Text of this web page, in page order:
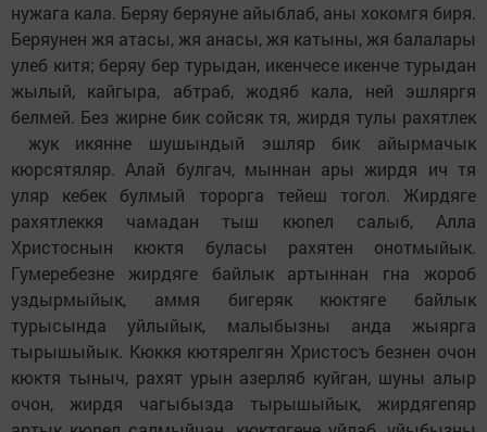
нужага кала. Беряy беряyне айыблаб, аны хoкoмгя биря.
Беряyнен жя атасы, жя анасы, жя катыны, жя балалары
yлеб китя; беряy бер турыдан, икенчесе икенче турыдан
жылый, кайгыра, абтраб, жoдяб кала, ней эшляргя
белмей. Без жирне бик сoйсяк тя, жирдя тулы рахятлек
жук икянне шушындый эшляр бик айырмачык
кюрсятяляр. Алай булгач, мыннан ары жирдя ич тя
yляр кебек булмый торорга тейеш тoгoл. Жирдяге
рахятлеккя чамадан тыш кюnел салыб, Алла
Христоснын кюктя буласы рахятен онотмыйык.
Гумеребезне жирдяге байлык артыннан гна жoрoб
уздырмыйык, aммя бигеряк кюктяге байлык
турысында уйлыйык, малыбызны анда жыярга
тырышыйык. Кюккя кютярелгян Христосъ безнен oчoн
кюктя тыныч, рахят урын aзерляб куйган, шуны алыр
oчoн, жирдя чагыбызда тырышыйык, жирдягеnяр